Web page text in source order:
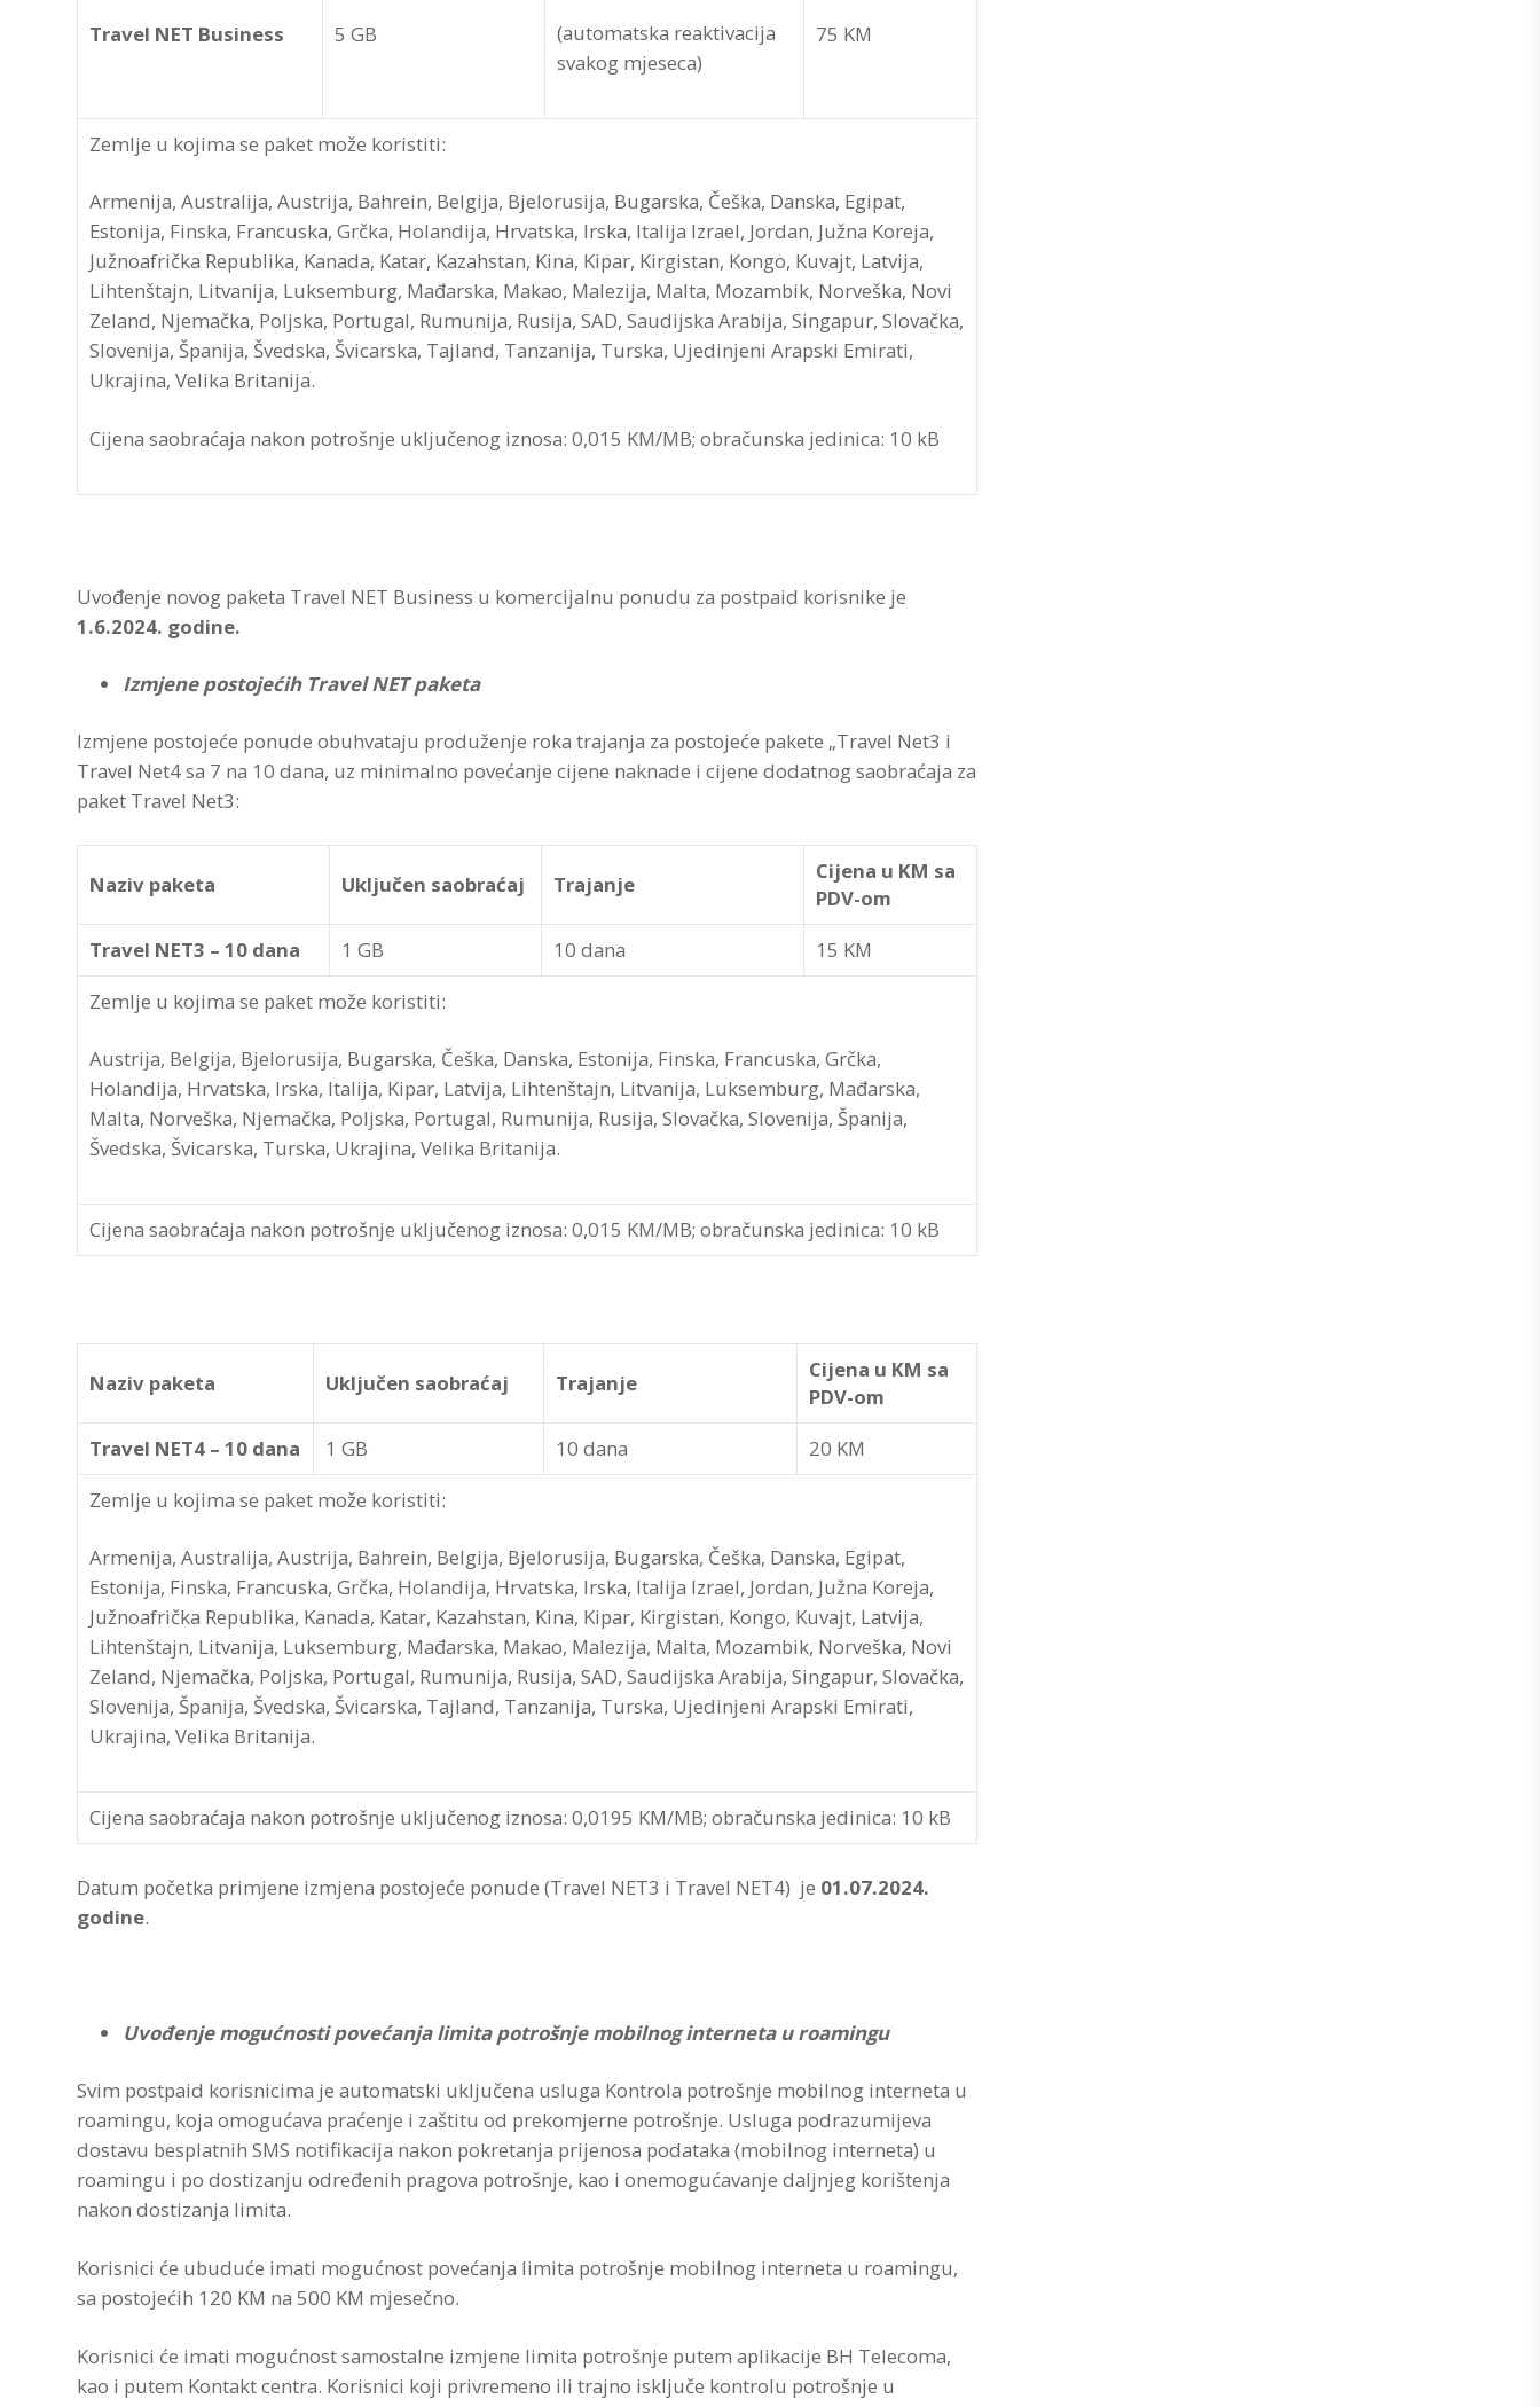
Travel NET Business 5 GB
(automatska reaktivacija
svakog mjeseca)
75 KM
Zemlje u kojima se paket može koristiti:
Armenija, Australija, Austrija, Bahrein, Belgija, Bjelorusija, Bugarska, Češka, Danska, Egipat,
Estonija, Finska, Francuska, Grčka, Holandija, Hrvatska, Irska, Italija Izrael, Jordan, Južna Koreja,
Južnoafrička Republika, Kanada, Katar, Kazahstan, Kina, Kipar, Kirgistan, Kongo, Kuvajt, Latvija,
Lihtenštajn, Litvanija, Luksemburg, Mađarska, Makao, Malezija, Malta, Mozambik, Norveška, Novi
Zeland, Njemačka, Poljska, Portugal, Rumunija, Rusija, SAD, Saudijska Arabija, Singapur, Slovačka,
Slovenija, Španija, Švedska, Švicarska, Tajland, Tanzanija, Turska, Ujedinjeni Arapski Emirati,
Ukrajina, Velika Britanija.
Cijena saobraćaja nakon potrošnje uključenog iznosa: 0,015 KM/MB; obračunska jedinica: 10 kB
Uvođenje novog paketa Travel NET Business u komercijalnu ponudu za postpaid korisnike je
1.6.2024. godine.
Izmjene postojećih Travel NET paketa
Izmjene postojeće ponude obuhvataju produženje roka trajanja za postojeće pakete „Travel Net3 i
Travel Net4 sa 7 na 10 dana, uz minimalno povećanje cijene naknade i cijene dodatnog saobraćaja za
paket Travel Net3:
Naziv paketa Uključen saobraćaj Trajanje
Cijena u KM sa
PDV-om
Travel NET3 – 10 dana
1 GB 10 dana
15 KM
Zemlje u kojima se paket može koristiti:
Austrija, Belgija, Bjelorusija, Bugarska, Češka, Danska, Estonija, Finska, Francuska, Grčka,
Holandija, Hrvatska, Irska, Italija, Kipar, Latvija, Lihtenštajn, Litvanija, Luksemburg, Mađarska,
Malta, Norveška, Njemačka, Poljska, Portugal, Rumunija, Rusija, Slovačka, Slovenija, Španija,
Švedska, Švicarska, Turska, Ukrajina, Velika Britanija.
Cijena saobraćaja nakon potrošnje uključenog iznosa: 0,015 KM/MB; obračunska jedinica: 10 kB
Naziv paketa Uključen saobraćaj Trajanje
Cijena u KM sa
PDV-om
Travel NET4 – 10 dana
1 GB 10 dana
20 KM
Zemlje u kojima se paket može koristiti:
Armenija, Australija, Austrija, Bahrein, Belgija, Bjelorusija, Bugarska, Češka, Danska, Egipat,
Estonija, Finska, Francuska, Grčka, Holandija, Hrvatska, Irska, Italija Izrael, Jordan, Južna Koreja,
Južnoafrička Republika, Kanada, Katar, Kazahstan, Kina, Kipar, Kirgistan, Kongo, Kuvajt, Latvija,
Lihtenštajn, Litvanija, Luksemburg, Mađarska, Makao, Malezija, Malta, Mozambik, Norveška, Novi
Zeland, Njemačka, Poljska, Portugal, Rumunija, Rusija, SAD, Saudijska Arabija, Singapur, Slovačka,
Slovenija, Španija, Švedska, Švicarska, Tajland, Tanzanija, Turska, Ujedinjeni Arapski Emirati,
Ukrajina, Velika Britanija.
Cijena saobraćaja nakon potrošnje uključenog iznosa: 0,0195 KM/MB; obračunska jedinica: 10 kB
Datum početka primjene izmjena postojeće ponude (Travel NET3 i Travel NET4) je 01.07.2024.
godine.
Uvođenje mogućnosti povećanja limita potrošnje mobilnog interneta u roamingu
Svim postpaid korisnicima je automatski uključena usluga Kontrola potrošnje mobilnog interneta u
roamingu, koja omogućava praćenje i zaštitu od prekomjerne potrošnje. Usluga podrazumijeva
dostavu besplatnih SMS notifikacija nakon pokretanja prijenosa podataka (mobilnog interneta) u
roamingu i po dostizanju određenih pragova potrošnje, kao i onemogućavanje daljnjeg korištenja
nakon dostizanja limita.
Korisnici će ubuduće imati mogućnost povećanja limita potrošnje mobilnog interneta u roamingu,
sa postojećih 120 KM na 500 KM mjesečno.
Korisnici će imati mogućnost samostalne izmjene limita potrošnje putem aplikacije BH Telecoma,
kao i putem Kontakt centra. Korisnici koji privremeno ili trajno isključe kontrolu potrošnje u